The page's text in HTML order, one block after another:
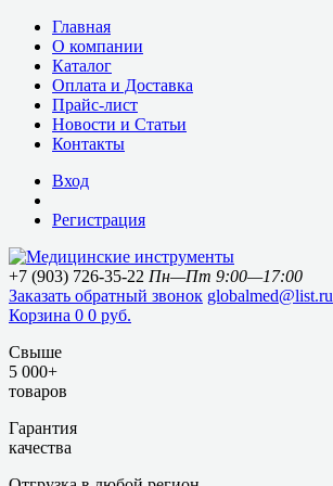
Главная
О компании
Каталог
Оплата и Доставка
Прайс-лист
Новости и Статьи
Контакты
Вход
Регистрация
+7 (903) 726-35-22 Пн—Пт 9:00—17:00
Заказать обратный звонок globalmed@list.ru
Корзина 0 0 руб.
Свыше
5 000+
товаров
Гарантия
качества